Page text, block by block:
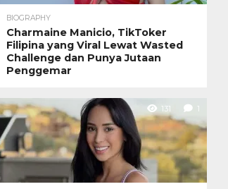
BIOGRAPHY
Charmaine Manicio, TikToker
Filipina yang Viral Lewat Wasted
Challenge dan Punya Jutaan
Penggemar
131 1